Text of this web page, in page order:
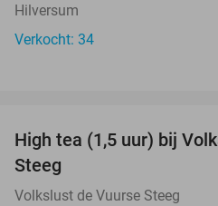
Hilversum
Verkocht: 34
High tea (1,5 uur) bij
Steeg
Volkslust de Vuurse Steeg